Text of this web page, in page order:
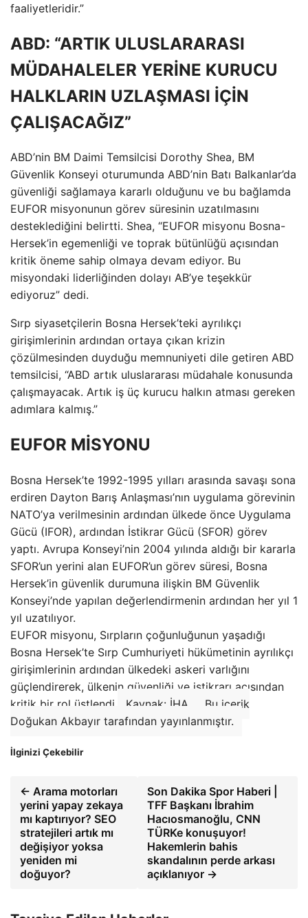
faaliyetleridir.”
ABD: “ARTIK ULUSLARARASI
MÜDAHALELER YERİNE KURUCU
HALKLARIN UZLAŞMASI İÇİN
ÇALIŞACAĞIZ”
ABD’nin BM Daimi Temsilcisi Dorothy Shea, BM
Güvenlik Konseyi oturumunda ABD’nin Batı Balkanlar’da
güvenliği sağlamaya kararlı olduğunu ve bu bağlamda
EUFOR misyonunun görev süresinin uzatılmasını
desteklediğini belirtti. Shea, “EUFOR misyonu Bosna-
Hersek’in egemenliği ve toprak bütünlüğü açısından
kritik öneme sahip olmaya devam ediyor. Bu
misyondaki liderliğinden dolayı AB’ye teşekkür
ediyoruz” dedi.
Sırp siyasetçilerin Bosna Hersek’teki ayrılıkçı
girişimlerinin ardından ortaya çıkan krizin
çözülmesinden duyduğu memnuniyeti dile getiren ABD
temsilcisi, “ABD artık uluslararası müdahale konusunda
çalışmayacak. Artık iş üç kurucu halkın atması gereken
adımlara kalmış.”
EUFOR MİSYONU
Bosna Hersek’te 1992-1995 yılları arasında savaşı sona
erdiren Dayton Barış Anlaşması’nın uygulama görevinin
NATO’ya verilmesinin ardından ülkede önce Uygulama
Gücü (IFOR), ardından İstikrar Gücü (SFOR) görev
yaptı. Avrupa Konseyi’nin 2004 yılında aldığı bir kararla
SFOR’un yerini alan EUFOR’un görev süresi, Bosna
Hersek’in güvenlik durumuna ilişkin BM Güvenlik
Konseyi’nde yapılan değerlendirmenin ardından her yıl 1
yıl uzatılıyor.
EUFOR misyonu, Sırpların çoğunluğunun yaşadığı
Bosna Hersek’te Sırp Cumhuriyeti hükümetinin ayrılıkçı
girişimlerinin ardından ülkedeki askeri varlığını
güçlendirerek, ülkenin güvenliği ve istikrarı açısından
kritik bir rol üstlendi.
Kaynak: İHA
Bu içerik
Doğukan Akbayır tarafından yayınlanmıştır.
İlginizi Çekebilir
← Arama motorları
yerini yapay zekaya
mı kaptırıyor? SEO
stratejileri artık mı
değişiyor yoksa
yeniden mi
doğuyor?
Son Dakika Spor Haberi |
TFF Başkanı İbrahim
Hacıosmanoğlu, CNN
TÜRKe konuşuyor!
Hakemlerin bahis
skandalının perde arkası
açıklanıyor →